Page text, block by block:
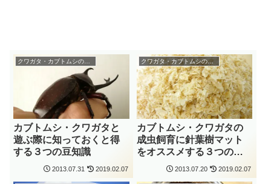
カブトムシ・クワガタと
遊ぶ際に知っておくと得
する３つの豆知識
2013.07.31 2019.02.07
クワガタ・カブトムシの飼育
カブトムシ・クワガタの
成虫飼育に針葉樹マット
をオススメする３つの理
2013.07.20 2019.02.07